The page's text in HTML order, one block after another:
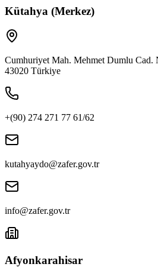
Kütahya (Merkez)
Cumhuriyet Mah. Mehmet Dumlu Cad.
43020 Türkiye
+(90) 274 271 77 61/62
kutahyaydo@zafer.gov.tr
info@zafer.gov.tr
Afyonkarahisar